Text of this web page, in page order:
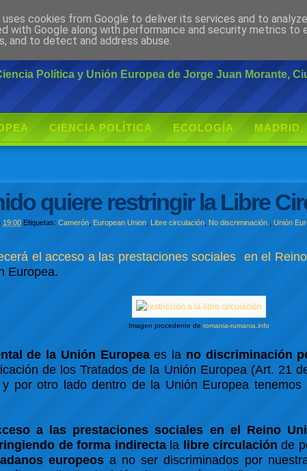
Morante
Política y Unión Europea de Jorge Juan Morante,
CIENCIA POLÍTICA ECOLOGÍA MADRID
quiere restringir la Libre
19:00 Etiquetas:Camerón European Union Libre circulación No discriminación. ,Unión
el acceso a las prestaciones sociales en el
Europea.
Imagen procedente de romania-rumania.info
de la Unión Europeaes la no discriminación
de los Tratados de la Unión Europea (Art. 21
por otro lado dentro de la Unión Europea
a las prestaciones sociales en el Reino
de forma indirectala libre circulaciónde
europeos a no ser discriminados por
cookies from Google to deliver its services and to
with Google along with performance and security metrics to
and to detect and address abuse.